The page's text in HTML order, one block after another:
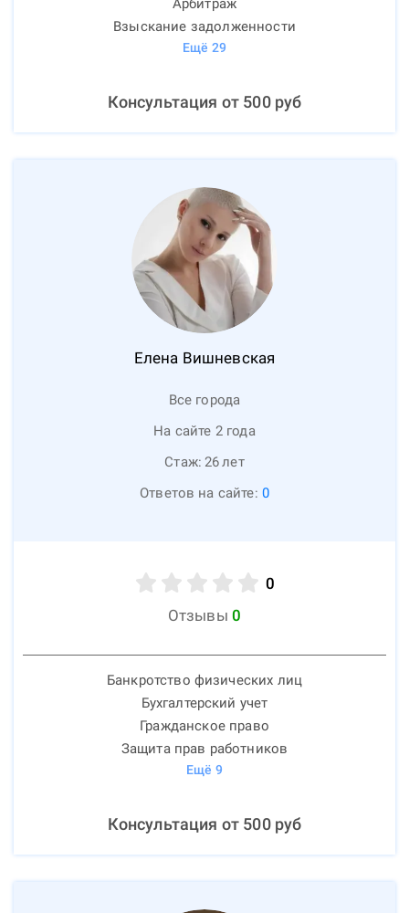
Арбитраж
Взыскание задолженности
Ещё 29
Консультация от 500руб
Елена Вишневская
Все города
На сайте 2 года
Стаж: 26лет
Ответов на сайте: 0
0
Отзывы 0
Банкротство физических лиц
Бухгалтерский учет
Гражданское право
Защита прав работников
Ещё 9
Консультация от 500руб